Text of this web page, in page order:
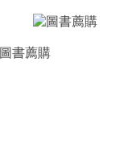
圖書薦購